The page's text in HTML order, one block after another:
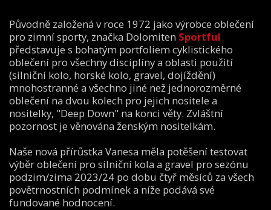
Původně založená v roce 1972 jako výrobce oblečení
pro zimní sporty, značka Dolomiten Sportful
představuje s bohatým portfoliem cyklistického
oblečení pro všechny disciplíny a oblasti použití
(silniční kolo, horské kolo, gravel, dojíždění)
mnohostranné a všechno jiné než jednorozměrné
oblečení na dvou kolech pro jejich nositele a
nositelky, "Deep Down" na konci věty. Zvláštní
pozornost je věnována ženským nositelkám.
Naše nová přírůstka Vanesa měla potěšení testovat
výběr oblečení pro silniční kola a gravel pro sezónu
podzim/zima 2023/24 po dobu čtyř měsíců za všech
povětrnostních podmínek a níže podává své
fundované hodnocení.